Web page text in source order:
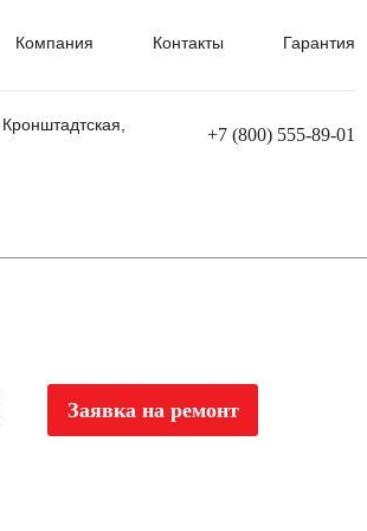
Компания Контакты Гарантия
+7 (800) 555-89-01
Заявка на ремонт